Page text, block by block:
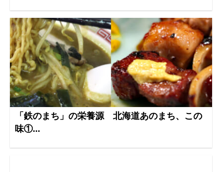
「鉄のまち」の栄養源 北海道あのまち、この
味①...